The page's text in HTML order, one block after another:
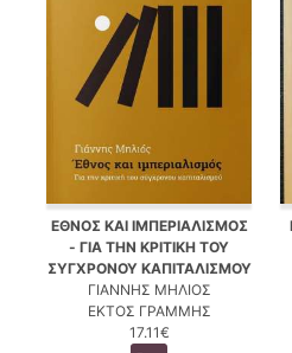
ΕΘΝΟΣ ΚΑΙ ΙΜΠΕΡΙΑΛΙΣΜΟΣ
- ΓΙΑ ΤΗΝ ΚΡΙΤΙΚΗ ΤΟΥ
ΣΥΓΧΡΟΝΟΥ ΚΑΠΙΤΑΛΙΣΜΟΥ
ΓΙΑΝΝΗΣ ΜΗΛΙΟΣ
ΕΚΤΟΣ ΓΡΑΜΜΗΣ
17.11€